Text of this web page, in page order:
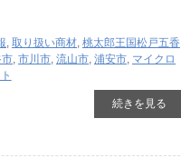
, 取り扱い商材, 桃太郎王国松戸五香
, 市川市, 流山市, 浦安市, マイクロ
続きを見る